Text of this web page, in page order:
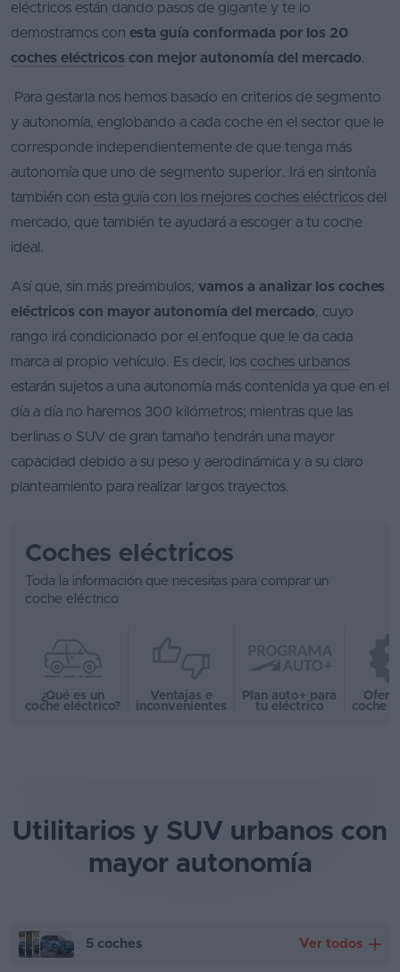
Vender
coche
Blog
Ventas
de
coches
2026
eléctricos están dando pasos de gigante y te lo
demostramos con esta guía conformada por los 20
coches eléctricos con mejor autonomía del mercado.
Para gestarla nos hemos basado en criterios de segmento
y autonomía, englobando a cada coche en el sector que le
corresponde independientemente de que tenga más
autonomía que uno de segmento superior. Irá en sintonía
también con esta guía con los mejores coches eléctricos del
mercado, que también te ayudará a escoger a tu coche
ideal.
Así que, sin más preámbulos, vamos a analizar los coches
eléctricos con mayor autonomía del mercado, cuyo
rango irá condicionado por el enfoque que le da cada
marca al propio vehículo. Es decir, los coches urbanos
estarán sujetos a una autonomía más contenida ya que en el
día a día no haremos 300 kilómetros; mientras que las
berlinas o SUV de gran tamaño tendrán una mayor
capacidad debido a su peso y aerodinámica y a su claro
planteamiento para realizar largos trayectos.
Coches eléctricos
Toda la información que necesitas para comprar un
coche eléctrico
¿Qué es un
coche eléctrico?
Ventajas e
inconvenientes
Plan auto+ para
tu eléctrico
coche
Utilitarios y SUV urbanos con
mayor autonomía
5 coches Ver todos